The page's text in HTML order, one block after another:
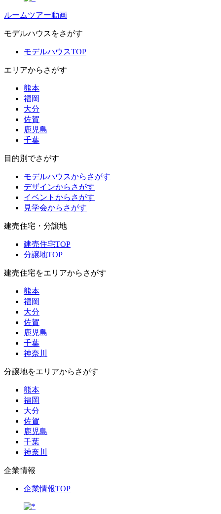
ルームツアー動画
モデルハウスをさがす
モデルハウスTOP
エリアからさがす
熊本
福岡
大分
佐賀
鹿児島
千葉
目的別でさがす
モデルハウスからさがす
デザインからさがす
イベントからさがす
見学会からさがす
建売住宅・分譲地
建売住宅TOP
分譲地TOP
建売住宅をエリアからさがす
熊本
福岡
大分
佐賀
鹿児島
千葉
神奈川
分譲地をエリアからさがす
熊本
福岡
大分
佐賀
鹿児島
千葉
神奈川
企業情報
企業情報TOP